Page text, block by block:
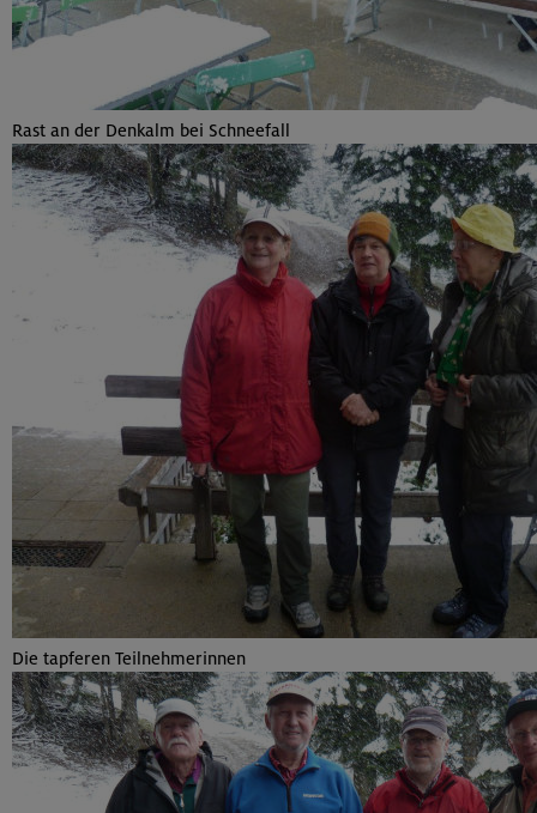
Rast an der Denkalm bei Schneefall
Die tapferen Teilnehmerinnen